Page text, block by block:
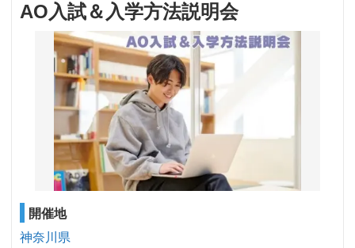
AO入試＆入学方法説明会
開催地
神奈川県